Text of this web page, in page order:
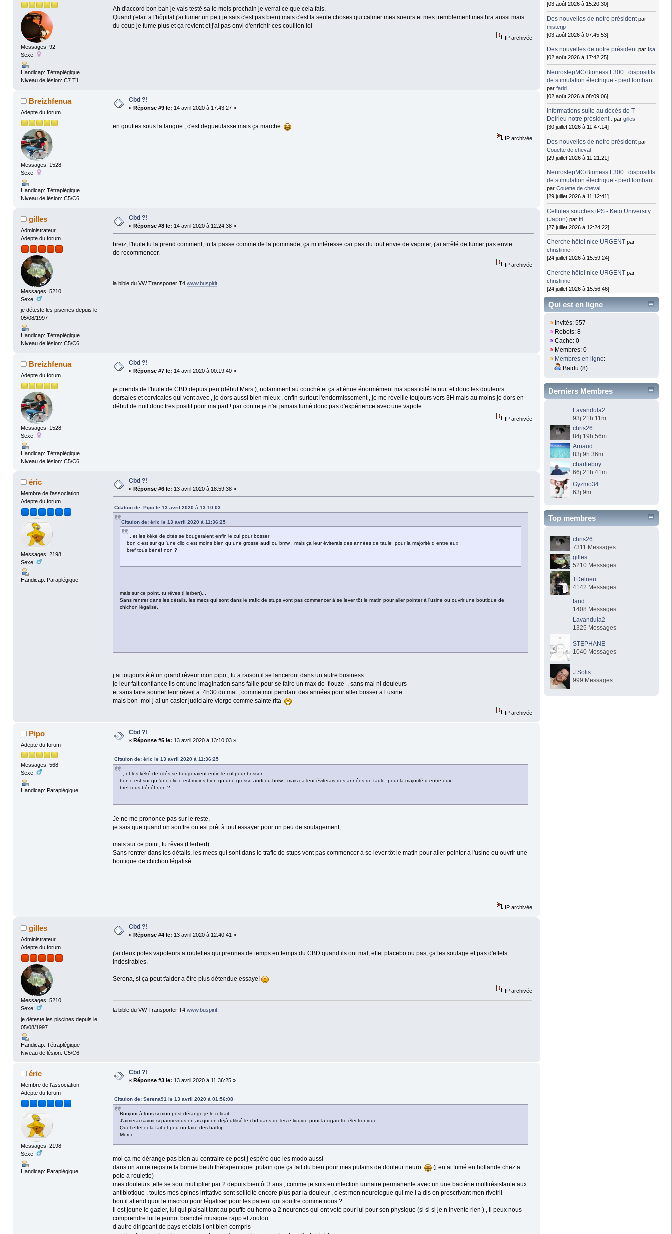
Messages: 92
Sexe:
Handicap: Tétraplégique
Niveau de lésion: C7 T1
Ah d'accord bon bah je vais testé sa le mois prochain je verrai ce que cela fais.
Quand j'etait a l'hôpital j'ai fumer un pe ( je sais c'est pas bien) mais c'est la seule choses qui calmer mes sueurs et mes tremblement mes hra aussi mais
du coup je fume plus et ça revient et j'ai pas envi d'enrichir ces couillon lol
IP archivée
Breizhfenua
Adepte du forum
Messages: 1528
Sexe:
Handicap: Tétraplégique
Niveau de lésion: C5/C6
Cbd ?!
« Réponse #9 le: 14 avril 2020 à 17:43:27 »
en gouttes sous la langue , c'est degueulasse mais ça marche
IP archivée
gilles
Administrateur
Adepte du forum
Messages: 5210
Sexe:
je déteste les piscines depuis le
05/08/1997
Handicap: Tétraplégique
Niveau de lésion: C5/C6
Cbd ?!
« Réponse #8 le: 14 avril 2020 à 12:24:38 »
breiz, l'huile tu la prend comment, tu la passe comme de la pommade, ça m’intéresse car pas du tout envie de vapoter, j'ai arrêté de fumer pas envie
de recommencer.
IP archivée
la bible du VW Transporter T4 www.buspirit.
Breizhfenua
Adepte du forum
Messages: 1528
Sexe:
Handicap: Tétraplégique
Niveau de lésion: C5/C6
Cbd ?!
« Réponse #7 le: 14 avril 2020 à 00:19:40 »
je prends de l'huile de CBD depuis peu (début Mars ), notamment au couché et ça atténue énormément ma spasticité la nuit et donc les douleurs
dorsales et cervicales qui vont avec , je dors aussi bien mieux , enfin surtout l'endormissement , je me réveille toujours vers 3H mais au moins je dors en
début de nuit donc tres positif pour ma part ! par contre je n'ai jamais fumé donc pas d'expérience avec une vapote .
IP archivée
éric
Membre de l'association
Adepte du forum
Messages: 2198
Sexe:
Handicap: Paraplégique
Cbd ?!
« Réponse #6 le: 13 avril 2020 à 18:59:38 »
Citation de: Pipo le 13 avril 2020 à 13:10:03
Citation de: éric le 13 avril 2020 à 11:36:25
, et les kéké de cités se bougeraient enfin le cul pour bosser
bon c est sur qu 'une clio c est moins bien qu une grosse audi ou bmw , mais ça leur éviterais des années de taule pour la majorité d entre eux
bref tous bénéf non ?
mais sur ce point, tu rêves (Herbert)...
Sans rentrer dans les détails, les mecs qui sont dans le trafic de stups vont pas commencer à se lever tôt le matin pour aller pointer à l'usine ou ouvrir une boutique de
chichon légalisé.
j ai toujours été un grand rêveur mon pipo , tu a raison il se lanceront dans un autre business
je leur fait confiance ils ont une imagination sans faille pour se faire un max de flouze , sans mal ni douleurs
et sans faire sonner leur réveil a 4h30 du mat , comme moi pendant des années pour aller bosser a l usine
mais bon moi j ai un casier judiciaire vierge comme sainte rita
IP archivée
Pipo
Adepte du forum
Messages: 568
Sexe:
Handicap: Paraplégique
Cbd ?!
« Réponse #5 le: 13 avril 2020 à 13:10:03 »
Citation de: éric le 13 avril 2020 à 11:36:25
, et les kéké de cités se bougeraient enfin le cul pour bosser
bon c est sur qu 'une clio c est moins bien qu une grosse audi ou bmw , mais ça leur éviterais des années de taule pour la majorité d entre eux
bref tous bénéf non ?
Je ne me prononce pas sur le reste,
je sais que quand on souffre on est prêt à tout essayer pour un peu de soulagement,
mais sur ce point, tu rêves (Herbert)...
Sans rentrer dans les détails, les mecs qui sont dans le trafic de stups vont pas commencer à se lever tôt le matin pour aller pointer à l'usine ou ouvrir une
boutique de chichon légalisé.
IP archivée
gilles
Administrateur
Adepte du forum
Messages: 5210
Sexe:
je déteste les piscines depuis le
05/08/1997
Handicap: Tétraplégique
Niveau de lésion: C5/C6
Cbd ?!
« Réponse #4 le: 13 avril 2020 à 12:40:41 »
j'ai deux potes vapoteurs a roulettes qui prennes de temps en temps du CBD quand ils ont mal, effet placebo ou pas, ça les soulage et pas d'effets
indèsirables.
Serena, si ça peut t'aider a être plus détendue essaye!
IP archivée
la bible du VW Transporter T4 www.buspirit.
éric
Membre de l'association
Adepte du forum
Messages: 2198
Sexe:
Handicap: Paraplégique
Cbd ?!
« Réponse #3 le: 13 avril 2020 à 11:36:25 »
Citation de: Serena91 le 13 avril 2020 à 01:56:08
Bonjour à tous si mon post dérange je le retirait.
J'aimerai savoir si parmi vous en as qui on déjà utilisé le cbd dans de les e-liquide pour la cigarette électronique.
Quel effet cela fait et peu on faire des battrip.
Merci
moi ça me dérange pas bien au contraire ce post j espère que les modo aussi
dans un autre registre la bonne beuh thérapeutique ,putain que ça fait du bien pour mes putains de douleur neuro
(j en ai fumé en hollande chez a
pote a roulette)
mes douleurs ,elle se sont multiplier par 2 depuis bientôt 3 ans , comme je suis en infection urinaire permanente avec un une bactérie multirésistante aux
antibiotique , toutes mes épines irritative sont sollicité encore plus par la douleur , c est mon neurologue qui me l a dis en prescrivant mon rivotril
bon il attend quoi le macron pour légaliser pour les patient qui souffre comme nous ?
il est jeune le gazier, lui qui plaisait tant au pouffe ou homo a 2 neurones qui ont voté pour lui pour son physique (si si si je n invente rien ) , il peux nous
comprendre lui le jeunot branché musique rapp et zoulou
d autre dirigeant de pays et états l ont bien compris
[03 août 2026 à 15:20:30]
Des nouvelles de notre président par
misterjp
[03 août 2026 à 07:45:53]
Des nouvelles de notre président par Isa
[02 août 2026 à 17:42:25]
NeurostepMC/Bioness L300 : dispositifs
de stimulation électrique - pied tombant
parfarid
[02 août 2026 à 08:09:06]
Informations suite au décès de T
Delrieu notre président . pargilles
[30 juillet 2026 à 11:47:14]
Des nouvelles de notre président par
Couette de cheval
[29 juillet 2026 à 11:21:21]
NeurostepMC/Bioness L300 : dispositifs
de stimulation électrique - pied tombant
parCouette de cheval
[29 juillet 2026 à 11:12:41]
Cellules souches iPS - Keio University
(Japon) parfti
[27 juillet 2026 à 12:24:22]
Cherche hôtel nice URGENT par
christinne
[24 juillet 2026 à 15:59:24]
Cherche hôtel nice URGENT par
christinne
[24 juillet 2026 à 15:56:46]
Qui est en ligne
Invités: 557
Robots: 8
Caché: 0
Membres: 0
Membres en ligne:
Baidu (8)
Derniers Membres
Lavandula2
93j 21h 11m
chris26
84j 19h 56m
Arnaud
83j 9h 36m
charlieboy
66j 21h 41m
Gyzmo34
63j 9m
Top membres
chris26
7311 Messages
gilles
5210 Messages
TDelrieu
4142 Messages
farid
1408 Messages
Lavandula2
1325 Messages
STEPHANE
1040 Messages
J.Solis
999 Messages